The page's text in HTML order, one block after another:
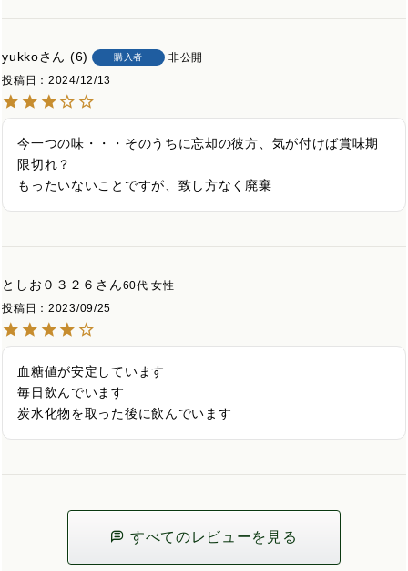
yukko 6 購入者
非公開
投稿日
2024/12/13
今一つの味・・・そのうちに忘却の彼方、気が付けば賞味期
限切れ？
もったいないことですが、致し方なく廃棄
としお０３２６ 60代 女性
投稿日
2023/09/25
血糖値が安定しています
毎日飲んでいます
炭水化物を取った後に飲んでいます
すべてのレビューを見る